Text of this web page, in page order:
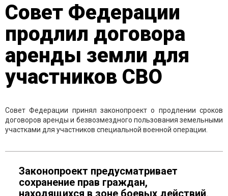
Совет Федерации
продлил договора
аренды земли для
участников СВО
Совет Федерации принял законопроект о продлении сроков
договоров аренды и безвозмездного пользования земельными
участками для участников специальной военной операции.
Законопроект предусматривает
сохранение прав граждан,
находящихся в зоне боевых действий,